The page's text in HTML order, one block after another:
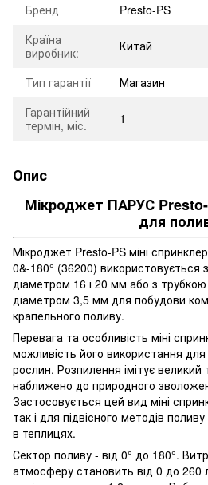
Бренд
Presto-PS
Країна
виробник:
Китай
Тип гарантії
Магазин
Гарантійний
термін, міс.
1
Опис
Мікроджет ПАРУС Presto-
для
Мікроджет Presto-PS міні
0&-180° (36200) використовується
діаметром 16 і 20 мм або з
діаметром 3,5 мм для побудови
крапельного поливу.
Перевага та особливість міні
можливість його використання для
рослин. Розпилення імітує
наближено до природного
Застосовується цей вид міні
так і для підвісного методів
в теплицях.
Сектор поливу - від 0° до 180°.
атмосферу становить від 0 до